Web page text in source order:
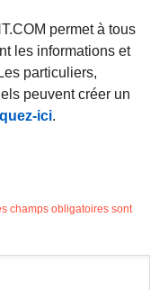
permet à tous
les informations et
particuliers,
peuvent créer un
ici.
champs obligatoires sont